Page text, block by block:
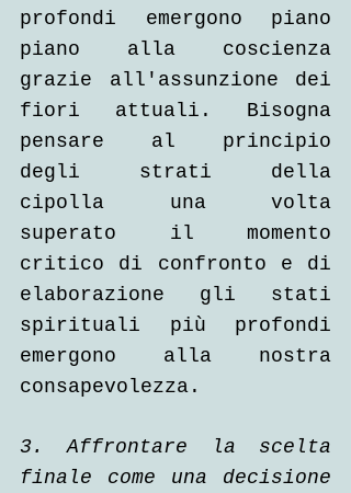
profondi emergono piano
piano alla coscienza
grazie all'assunzione dei
fiori attuali. Bisogna
pensare al principio
degli strati della
cipolla una volta
superato il momento
critico di confronto e di
elaborazione gli stati
spirituali più profondi
emergono alla nostra
consapevolezza.
3. Affrontare la scelta
finale come una decisione